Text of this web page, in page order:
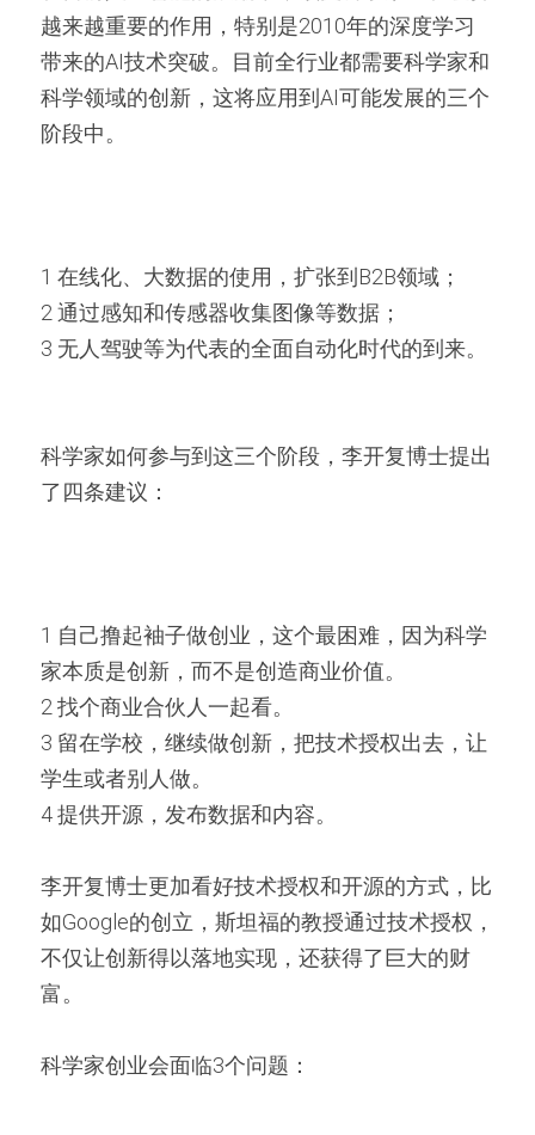
越来越重要的作用，特别是2010年的深度学习
带来的AI技术突破。目前全行业都需要科学家和
科学领域的创新，这将应用到AI可能发展的三个
阶段中。
1 在线化、大数据的使用，扩张到B2B领域；
2 通过感知和传感器收集图像等数据；
3 无人驾驶等为代表的全面自动化时代的到来。
科学家如何参与到这三个阶段，李开复博士提出
了四条建议：
1 自己撸起袖子做创业，这个最困难，因为科学
家本质是创新，而不是创造商业价值。
2 找个商业合伙人一起看。
3 留在学校，继续做创新，把技术授权出去，让
学生或者别人做。
4 提供开源，发布数据和内容。
李开复博士更加看好技术授权和开源的方式，比
如Google的创立，斯坦福的教授通过技术授权，
不仅让创新得以落地实现，还获得了巨大的财
富。
科学家创业会面临3个问题：